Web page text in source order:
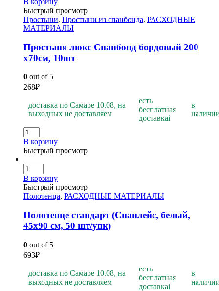
Быстрый просмотр
Простыни, Простыни из спанбонда, РАСХОДНЫЕ
МАТЕРИАЛЫ
Простыня люкс Спанбонд бордовый 200
х70см, 10шт
0 out of 5
268₽
доставка по Самаре 10.08, на
выходных не доставляем
есть
бесплатная
доставкаi
в
В корзину
Быстрый просмотр
В корзину
Быстрый просмотр
Полотенца, РАСХОДНЫЕ МАТЕРИАЛЫ
Полотенце стандарт (Спанлейс, белый,
45х90 см, 50 шт/упк)
0 out of 5
693₽
доставка по Самаре 10.08, на
выходных не доставляем
есть
бесплатная
доставкаi
в